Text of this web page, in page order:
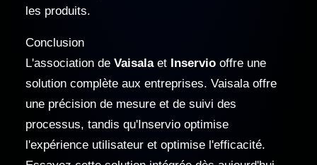
les produits.
Conclusion
L'association de Vaisalaet Inservio offre une
solution complète aux entreprises. Vaisala offre
une précision de mesure et de suivi des
processus, tandis qu'Inservio optimise
l'expérience utilisateur et optimise l'efficacité.